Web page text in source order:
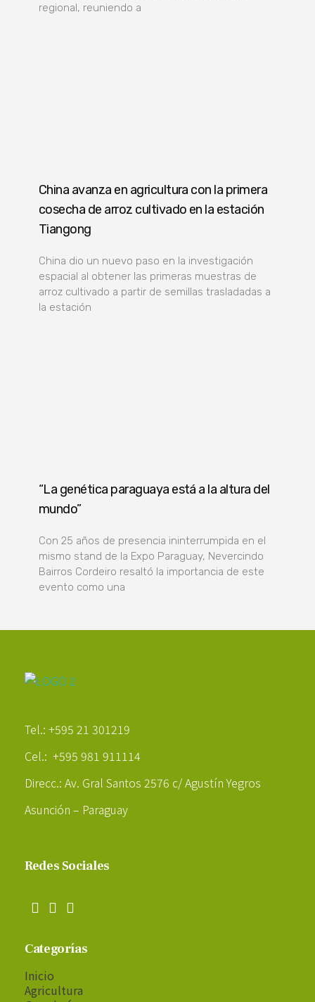
regional, reuniendo a
China avanza en agricultura con la primera
cosecha de arroz cultivado en la estación
Tiangong
China dio un nuevo paso en la investigación
espacial al obtener las primeras muestras de
arroz cultivado a partir de semillas trasladadas a
la estación
“La genética paraguaya está a la altura del
mundo”
Con 25 años de presencia ininterrumpida en el
mismo stand de la Expo Paraguay, Nevercindo
Bairros Cordeiro resaltó la importancia de este
evento como una
Tel.: +595 21 301219
Cel.: +595 981 911114
Direcc.: Av. Gral Santos 2576 c/ Agustín Yegros
Asunción – Paraguay
Redes Sociales
Categorías
Inicio
Agricultura